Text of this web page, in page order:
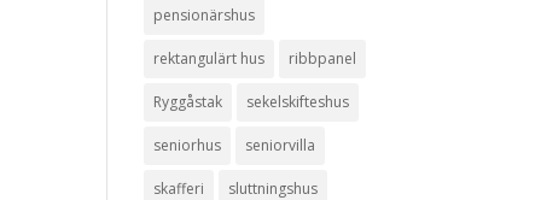
pensionärshus
rektangulärt hus ribbpanel
Ryggåstak sekelskifteshus
seniorhus seniorvilla
skafferi sluttningshus